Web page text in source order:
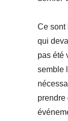
Ce sont
qui
pas été
semble
prendre